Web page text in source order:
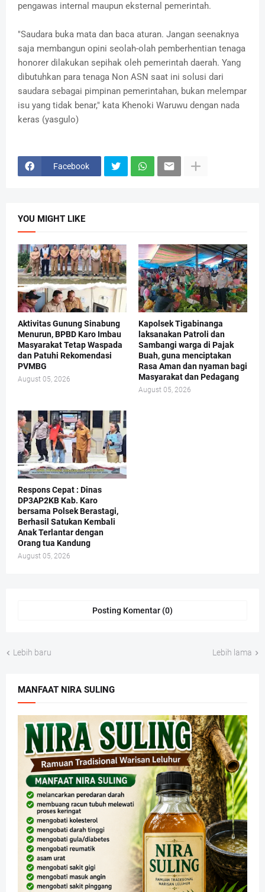
pengawas internal maupun eksternal pemerintah.
"Saudara buka mata dan baca aturan. Jangan seenaknya
saja membangun opini seolah-olah pemberhentian tenaga
honorer dilakukan sepihak oleh pemerintah daerah. Yang
dibutuhkan para tenaga Non ASN saat ini solusi dari
saudara sebagai pimpinan pemerintahan, bukan melempar
isu yang tidak benar," kata Khenoki Waruwu dengan nada
keras (yasgulo)
Facebook
YOU MIGHT LIKE
Aktivitas Gunung Sinabung
Menurun, BPBD Karo Imbau
Masyarakat Tetap Waspada
dan Patuhi Rekomendasi
PVMBG
August 05, 2026
Kapolsek Tigabinanga
laksanakan Patroli dan
Sambangi warga di Pajak
Buah, guna menciptakan
Rasa Aman dan nyaman bagi
Masyarakat dan Pedagang
August 05, 2026
Respons Cepat : Dinas
DP3AP2KB Kab. Karo
bersama Polsek Berastagi,
Berhasil Satukan Kembali
Anak Terlantar dengan
Orang tua Kandung
August 05, 2026
Posting Komentar (0)
Lebih baru Lebih lama
MANFAAT NIRA SULING